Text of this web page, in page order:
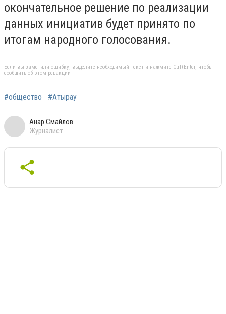
окончательное решение по реализации
данных инициатив будет принято по
итогам народного голосования.
Если вы заметили ошибку, выделите необходимый текст и нажмите Ctrl+Enter, чтобы
сообщить об этом редакции
#общество #Атырау
Анар Смайлов
Журналист